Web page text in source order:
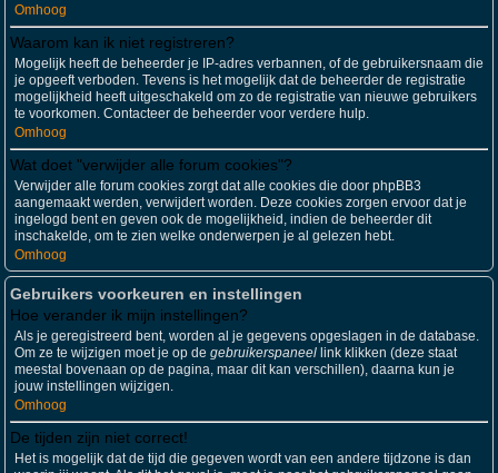
Omhoog
Waarom kan ik niet registreren?
Mogelijk heeft de beheerder je IP-adres verbannen, of de gebruikersnaam die
je opgeeft verboden. Tevens is het mogelijk dat de beheerder de registratie
mogelijkheid heeft uitgeschakeld om zo de registratie van nieuwe gebruikers
te voorkomen. Contacteer de beheerder voor verdere hulp.
Omhoog
Wat doet "verwijder alle forum cookies"?
Verwijder alle forum cookies zorgt dat alle cookies die door phpBB3
aangemaakt werden, verwijdert worden. Deze cookies zorgen ervoor dat je
ingelogd bent en geven ook de mogelijkheid, indien de beheerder dit
inschakelde, om te zien welke onderwerpen je al gelezen hebt.
Omhoog
Gebruikers voorkeuren en instellingen
Hoe verander ik mijn instellingen?
Als je geregistreerd bent, worden al je gegevens opgeslagen in de database.
Om ze te wijzigen moet je op de gebruikerspaneel link klikken (deze staat
meestal bovenaan op de pagina, maar dit kan verschillen), daarna kun je
jouw instellingen wijzigen.
Omhoog
De tijden zijn niet correct!
Het is mogelijk dat de tijd die gegeven wordt van een andere tijdzone is dan